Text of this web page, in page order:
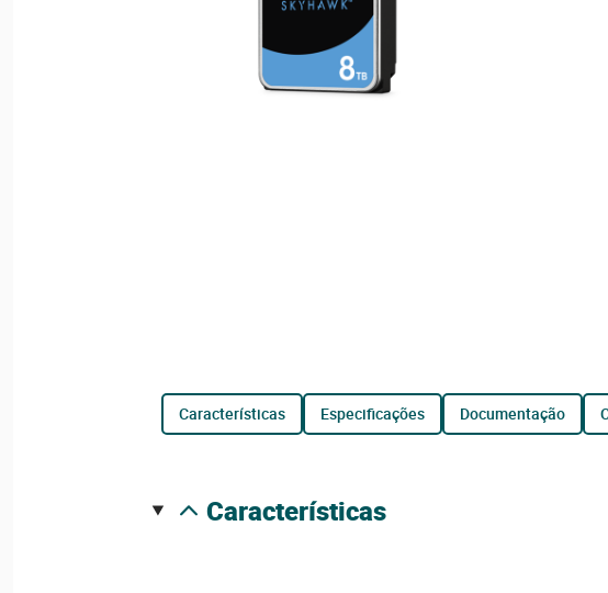
características especificações documentação
características